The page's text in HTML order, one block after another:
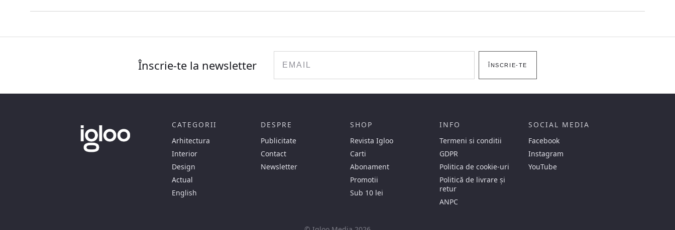
Înscrie-te la newsletter ÎNSCRIE-TE
CATEGORII
Arhitectura
Interior
Design
Actual
English
DESPRE
Publicitate
Contact
Newsletter
SHOP
Revista Igloo
Carti
Abonament
Promotii
Sub 10 lei
INFO
Termeni si conditii
GDPR
Politica de cookie-uri
Politică de livrare și
retur
ANPC
SOCIAL MEDIA
Facebook
Instagram
YouTube